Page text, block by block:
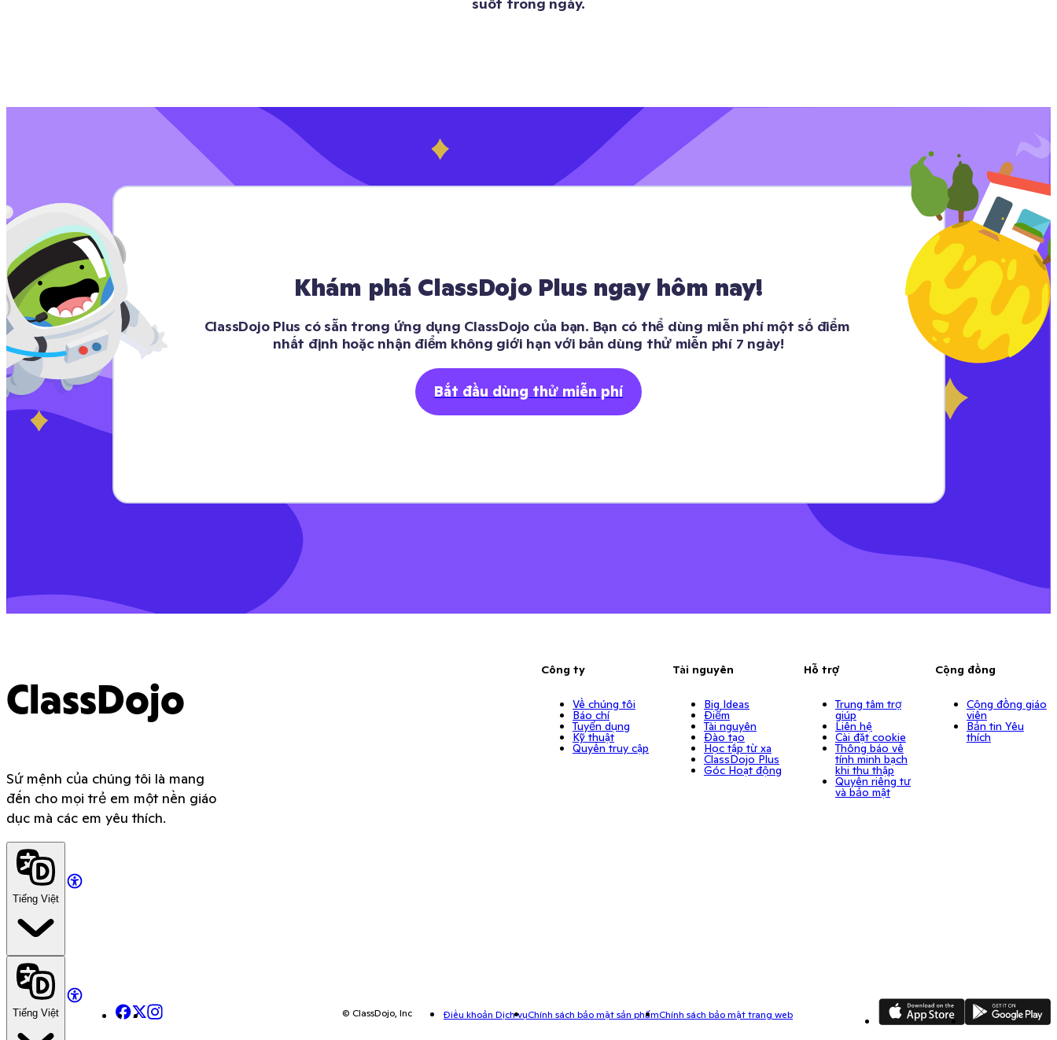
Khám phá ClassDojo Plus ngay hôm nay!
ClassDojo Plus có sẵn trong ứng dụng ClassDojo của bạn. Bạn có thể dùng miễn phí một số điểm
nhất định hoặc nhận điểm không giới hạn với bản dùng thử miễn phí 7 ngày!
Bắt đầu dùng thử miễn phí
ClassDojo
Sứ mệnh của chúng tôi là mang
đến cho mọi trẻ em một nền giáo
dục mà các em yêu thích.
Tiếng Việt
Công ty
Về chúng tôi
Báo chí
Tuyển dụng
Kỹ thuật
Quyền truy cập
Tài nguyên
Big Ideas
Điểm
Tài nguyên
Đào tạo
Học tập từ xa
ClassDojo Plus
Góc Hoạt động
Hỗ trợ
Trung tâm trợ
giúp
Liên hệ
Cài đặt cookie
Thông báo về
tính minh bạch
khi thu thập
Quyền riêng tư
và bảo mật
Cộng đồng
Cộng đồng giáo
viên
Bản tin Yêu
thích
Tiếng Việt Facebook
X Instagram © ClassDojo, Inc Điều khoản Dịch vụChính sách bảo mật sản phẩmChính sách bảo mật trang web
App Store Google Play